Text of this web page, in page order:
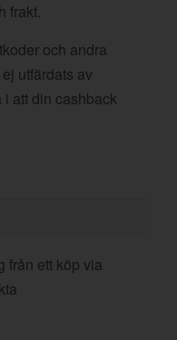
frakt.
och andra
utfärdats av
att din cashback
från ett köp via